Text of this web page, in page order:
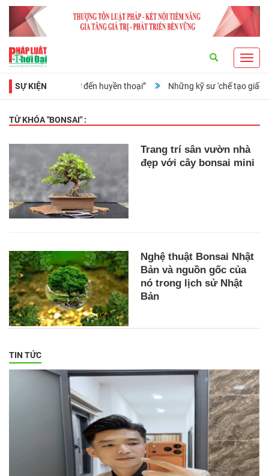
SỰ KIỆN
Từ tuổi thơ đến huyền thoại” Những kỹ sư 'chế tạo giấc mơ'
TỪ KHÓA "BONSAI" :
Trang trí sân vườn nhà
đẹp với cây bonsai mini
Nghệ thuật Bonsai Nhật
Bản và nguồn gốc của
nó trong lịch sử Nhật
Bản
TIN TỨC